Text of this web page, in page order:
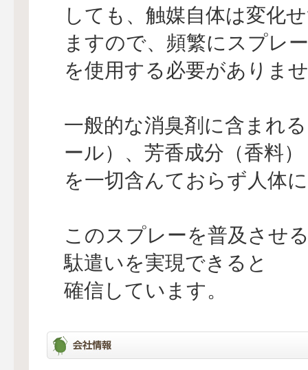
しても、触媒自体は変化
ますので、頻繁にスプレー
を使用する必要がありま
一般的な消臭剤に含まれ
ール）、芳香成分（香料）
を一切含んておらず人体
このスプレーを普及させ
駄遣いを実現できると
確信しています。